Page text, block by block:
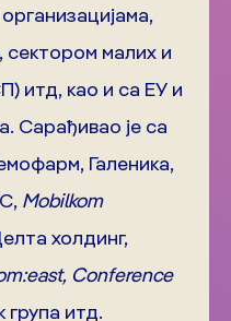
малих и
итд, као и са ЕУ и
Сарађивао је са
Галеника,
Mobilkom
холдинг,
Conference
група итд.